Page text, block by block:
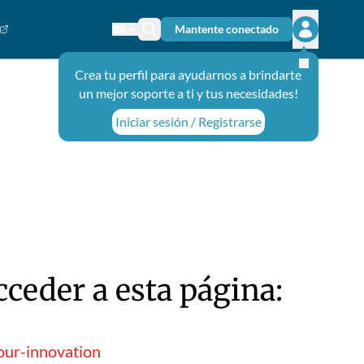
Cambiar el idioma
Ícono de búsqueda
Mantente conectado
Abrir el
Crea tu perfil para ayudarnos a brindarte
un mejor soporte a ti y tus necesidades!
Iniciar sesión / Registrarse
a esta página:
innovation